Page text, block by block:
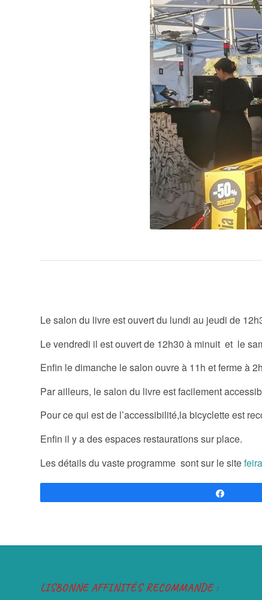
Un salon du
Le salon du livre est ouvert du lundi au jeudi de
Le vendredi il est ouvert de 12h30 à minuit et le
Enfin le dimanche le salon ouvre à 11h et ferme à
Par ailleurs, le salon du livre est facilement
Pour ce qui est de l’accessibilité,la bicyclette est
Enfin il y a des espaces restaurations sur place.
Les détails du vaste programme sont sur le site
LISBONNE AFFINITÉS RECOMMANDE :